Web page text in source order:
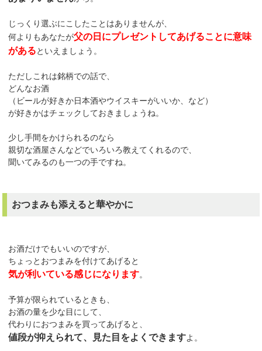
じっくり選ぶにこしたことはありませんが、
何よりもあなたが父の日にプレゼントしてあげることに意味
があるといえましょう。
ただしこれは銘柄での話で、
どんなお酒
（ビールが好きか日本酒やウイスキーがいいか、など）
が好きかはチェックしておきましょうね。
少し手間をかけられるのなら
親切な酒屋さんなどでいろいろ教えてくれるので、
聞いてみるのも一つの手ですね。
おつまみも添えると華やかに
お酒だけでもいいのですが、
ちょっとおつまみを付けてあげると
気が利いている感じになります。
予算が限られているときも、
お酒の量を少な目にして、
代わりにおつまみを買ってあげると、
値段が抑えられて、見た目をよくできますよ。